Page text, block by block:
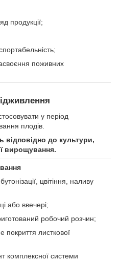
продукції;
поживних
у період
плодів.
відповідно до культури,
вирощування.
цвітіння, наливу
або ввечері;
робочий розчин;
покриття листкової
комплексної системи